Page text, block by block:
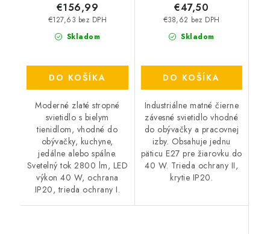
Skladom
€127,63 bez DPH
€156,99
DO KOŠÍKA
Moderné zlaté stropné
svietidlo s bielym
tienidlom, vhodné do
obývačky, kuchyne,
jedálne alebo spálne.
Svetelný tok 2800 lm, LED
výkon 40 W, ochrana
IP20, trieda ochrany I.
Skladom
€38,62 bez DPH
€47,50
DO KOŠÍKA
Industriálne matné čierne
závesné svietidlo vhodné
do obývačky a pracovnej
izby. Obsahuje jednu
päticu E27 pre žiarovku do
40 W. Trieda ochrany II,
krytie IP20.